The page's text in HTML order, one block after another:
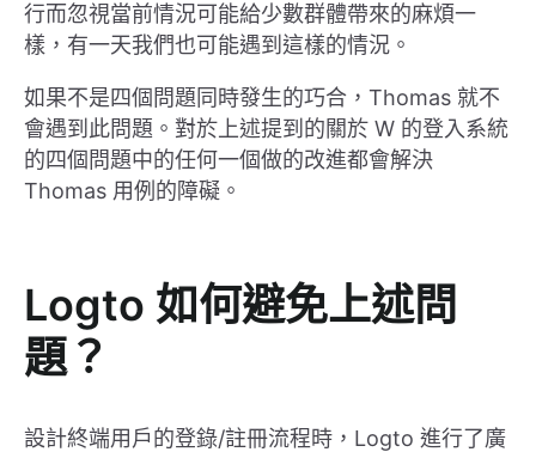
行而忽視當前情況可能給少數群體帶來的麻煩一
樣，有一天我們也可能遇到這樣的情況。
如果不是四個問題同時發生的巧合，Thomas 就不
會遇到此問題。對於上述提到的關於 W 的登入系統
的四個問題中的任何一個做的改進都會解決
Thomas 用例的障礙。
Logto 如何避免上述問
題？
設計終端用戶的登錄/註冊流程時，Logto 進行了廣